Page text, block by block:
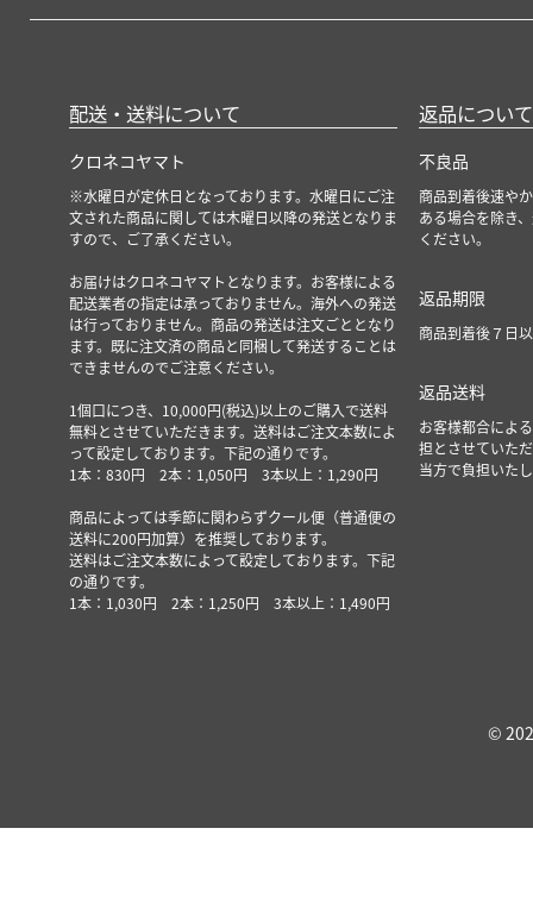
配送・送料について
クロネコヤマト
※水曜日が定休日となっております。水曜日にご注
文された商品に関しては木曜日以降の発送となりま
すので、ご了承ください。
お届けはクロネコヤマトとなります。お客様による
配送業者の指定は承っておりません。海外への発送
は行っておりません。商品の発送は注文ごととなり
ます。既に注文済の商品と同梱して発送することは
できませんのでご注意ください。
1個口につき、10,000円(税込)以上のご購入で送料
無料とさせていただきます。送料はご注文本数によ
って設定しております。下記の通りです。
1本：830円 2本：1,050円 3本以上：1,290円
商品によっては季節に関わらずクール便（普通便の
送料に200円加算）を推奨しております。
送料はご注文本数によって設定しております。下記
の通りです。
1本：1,030円 2本：1,250円 3本以上：1,490円
返品について
不良品
商品到着後速や
ある場合を除き
ください。
返品期限
商品到着後７日
返品送料
お客様都合によ
担とさせていた
当方で負担いた
©